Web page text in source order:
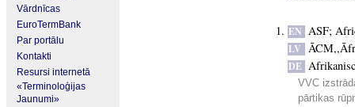
Vārdnīcas
EuroTermBank
Par portālu
Kontakti
Resursi internetā
«Terminoloģijas
Jaunumi»
EN ASF;
LV
DE
VVC
pārtikas